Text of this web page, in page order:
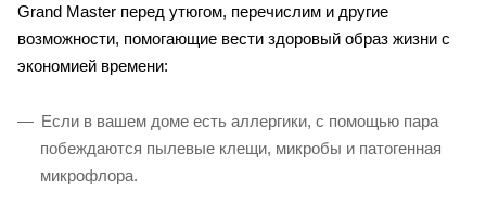
Grand Master перед утюгом, перечислим и другие
возможности, помогающие вести здоровый образ жизни с
экономией времени:
Если в вашем доме есть аллергики, с помощью пара
побеждаются пылевые клещи, микробы и патогенная
микрофлора.